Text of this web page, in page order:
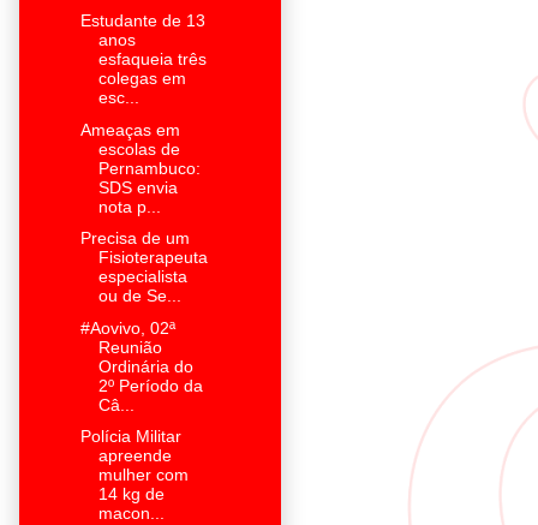
Estudante de 13
anos
esfaqueia três
colegas em
esc...
Ameaças em
escolas de
Pernambuco:
SDS envia
nota p...
Precisa de um
Fisioterapeuta
especialista
ou de Se...
#Aovivo, 02ª
Reunião
Ordinária do
2º Período da
Câ...
Polícia Militar
apreende
mulher com
14 kg de
macon...